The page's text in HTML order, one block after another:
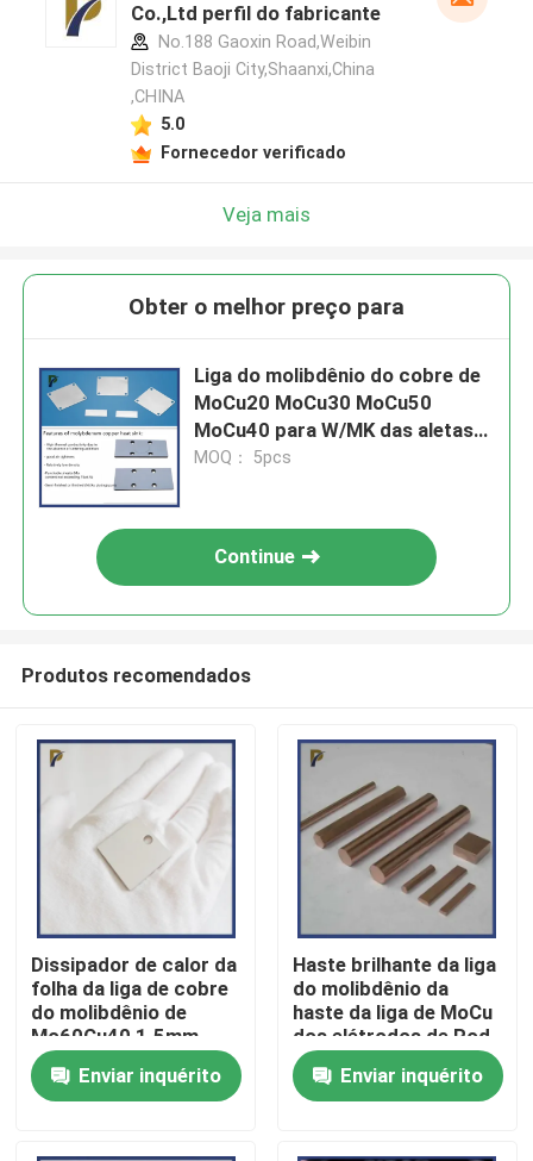
Para casa
Produtos
Vídeos
Co.,Ltd perfil do fabricante
No.188 Gaoxin Road,Weibin
District Baoji City,Shaanxi,China
,CHINA
5.0
Fornecedor verificado
Veja mais
Obter o melhor preço para
Liga do molibdênio do cobre de
MoCu20 MoCu30 MoCu50
MoCu40 para W/MK das aletas
160 - 180 do dissipador de calor
MOQ： 5pcs
Continue
Produtos recomendados
Dissipador de calor da
folha da liga de cobre
do molibdênio de
Mo60Cu40 1.5mm
baseado para o
empacotamento da
microeletrônica
Enviar inquérito
Haste brilhante da liga
do molibdênio da
haste da liga de MoCu
dos elétrodos de Rod
For Aerospace
Resistance Welding da
liga de cobre do
Enviar inquérito